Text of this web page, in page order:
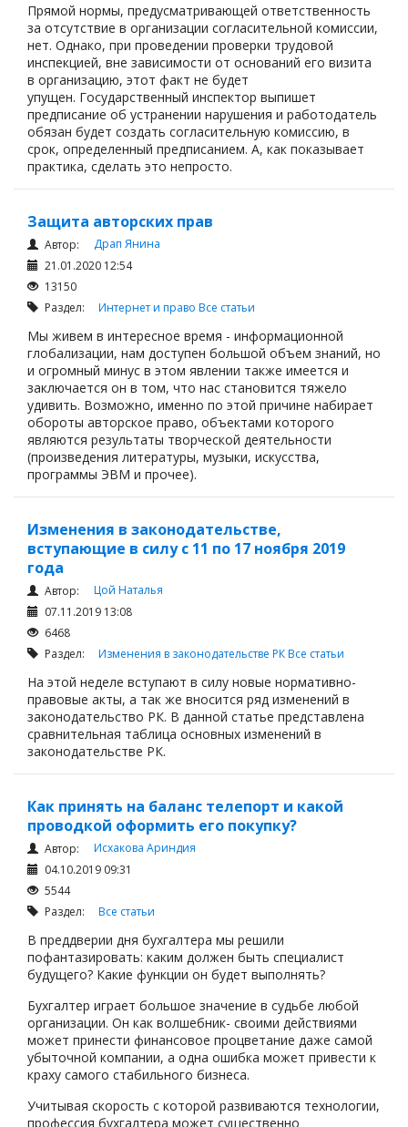
Прямой нормы, предусматривающей ответственность
за отсутствие в организации согласительной комиссии,
нет. Однако, при проведении проверки трудовой
инспекцией, вне зависимости от оснований его визита
в организацию, этот факт не будет
упущен. Государственный инспектор выпишет
предписание об устранении нарушения и работодатель
обязан будет создать согласительную комиссию, в
срок, определенный предписанием. А, как показывает
практика, сделать это непросто.
Защита авторских прав
Автор:
Драп Янина
21.01.2020 12:54
13150
Раздел: Интернет и право Все статьи
Мы живем в интересное время - информационной
глобализации, нам доступен большой объем знаний, но
и огромный минус в этом явлении также имеется и
заключается он в том, что нас становится тяжело
удивить. Возможно, именно по этой причине набирает
обороты авторское право, объектами которого
являются результаты творческой деятельности
(произведения литературы, музыки, искусства,
программы ЭВМ и прочее).
Изменения в законодательстве,
вступающие в силу с 11 по 17 ноября 2019
года
Автор:
Цой Наталья
07.11.2019 13:08
6468
Раздел: Изменения в законодательстве РКВсе статьи
На этой неделе вступают в силу новые нормативно-
правовые акты, а так же вносится ряд изменений в
законодательство РК. В данной статье представлена
сравнительная таблица основных изменений в
законодательстве РК.
Как принять на баланс телепорт и какой
проводкой оформить его покупку?
Автор:
Исхакова Ариндия
04.10.2019 09:31
5544
Раздел: Все статьи
В преддверии дня бухгалтера мы решили
пофантазировать: каким должен быть специалист
будущего? Какие функции он будет выполнять?
Бухгалтер играет большое значение в судьбе любой
организации. Он как волшебник- своими действиями
может принести финансовое процветание даже самой
убыточной компании, а одна ошибка может привести к
краху самого стабильного бизнеса.
Учитывая скорость с которой развиваются технологии,
профессия бухгалтера может существенно